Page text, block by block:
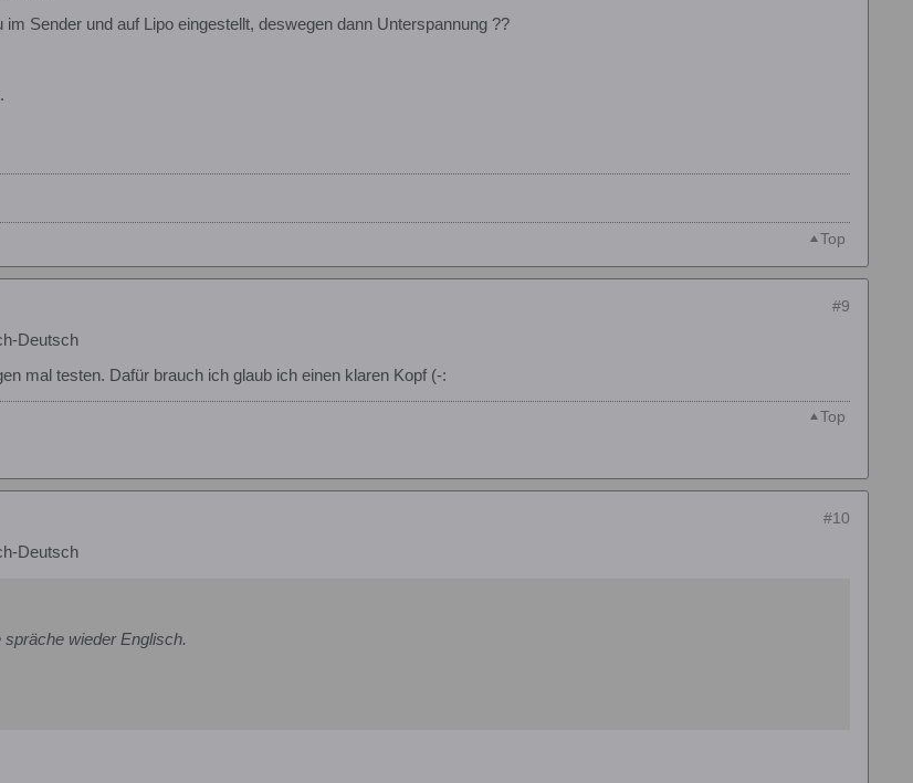
Sender und auf Lipo eingestellt, deswegen dann Unterspannung ??
Top
#9
Deutsch
mal testen. Dafür brauch ich glaub ich einen klaren Kopf (-:
Top
#10
Deutsch
wieder Englisch.